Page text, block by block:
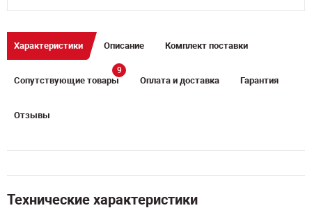
Характеристики Описание Комплект поставки
Сопутствующие товары
9
Оплата и доставка Гарантия
Отзывы
Технические характеристики